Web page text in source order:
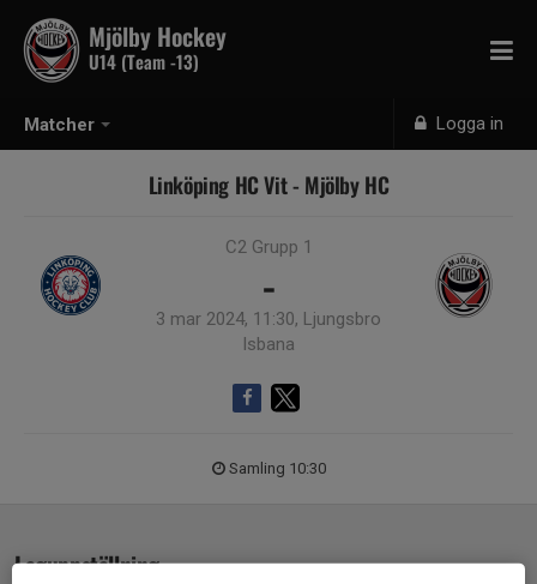
Matcher Logga in
Mjölby Hockey
U14 (Team -13)
Linköping HC Vit - Mjölby HC
C2 Grupp 1
-
3 mar 2024, 11:30, Ljungsbro
Isbana
Samling 10:30
Laguppställning